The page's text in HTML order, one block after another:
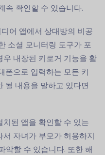
속 확인할 수 있습니다.
어 앱에서 상대방의 비공
소셜 모니터링 도구가 포
내장된 키로거 기능을 활
폰으로 입력하는 모든 키
될 내용을 말하고 있다면
된 앱을 확인할 수 있는
자녀가 부모가 허용하지
악할 수 있습니다. 또한 해